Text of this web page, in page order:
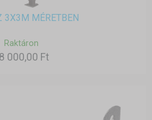
3X3M MÉRETBEN
Raktáron
000,00 Ft